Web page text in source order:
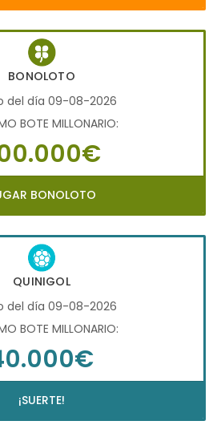
BONOLOTO
del día 09-08-2026
BOTE MILLONARIO:
BONOLOTO
QUINIGOL
del día 09-08-2026
BOTE MILLONARIO:
¡SUERTE!